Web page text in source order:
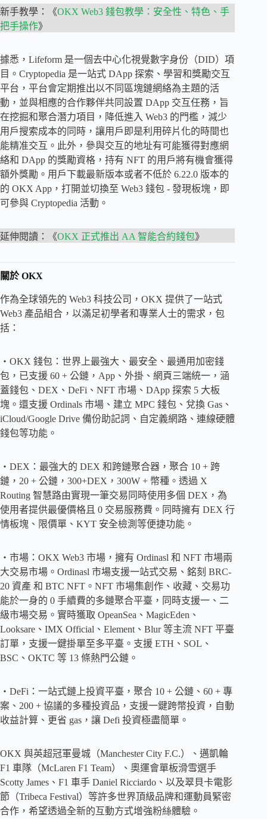
新手教學：《OKX Web3 錢包教學：安全性、特色、手
把手操作》
據悉，Lifeform 是一個去中心化視覺數字身份（DID）項
目。Cryptopedia 是一站式 DApp 探索、學習和獎勵交互
平台，平台會定期推出以不同區塊鏈網絡為主題的活
動，並與相應的合作夥伴共同設置 DApp 交互任務，旨
在挖掘和聚合潛力項目，降低進入 Web3 的門檻，減少
用戶搜索成本的同時，讓用戶即是利用碎片化的時間也
能精准交互。此外，參與交互的地址有可能獲得對應網
絡和 DApp 的獎勵資格，持有 NFT 的用戶將有機會獲得
額外獎勵。用戶下載最新版本或者不低於 6.22.0 版本的
的 OKX App，打開並切換至 Web3 錢包 - 發現板塊，即
可參與 Cryptopedia 活動。
延伸閱讀：《OKX 正式推出 AA 智能合約錢包》
關於 OKX
作為全球領先的 Web3 科技公司，OKX 提供了一站式
Web3 產品組合，以滿足初學者和專業人士的需求，包
括：
・OKX 錢包：世界上最強大、最安全、最通用加密錢
包，已支援 60 + 公鏈，App、外掛、網頁三端統一，涵
蓋錢包、DEX、DeFi、NFT 市場、DApp 探索 5 大板
塊。還支援 Ordinals 市場、建立 MPC 錢包、兌換 Gas、
iCloud/Google Drive 備份助記詞、自定義網路、連線硬體
錢包等功能。
・DEX：最強大的 DEX 和跨鏈聚合器，聚合 10 + 跨
鏈，20 + 公鏈，300+DEX，300W + 幣種。透過 X
Routing 智慧路由實現一筆交易同時使用多個 DEX，為
使用者提供最優價格且 0 交易服務費。同時擁有 DEX 行
情板塊、限價單、KYT 安全檢測等便捷功能。
・市場：OKX Web3 市場，擁有 Ordinasl 和 NFT 市場兩
大交易市場。Ordinasl 市場支援一站式交易、銘刻 BRC-
20 資產 和 BTC NFT。NFT 市場集創作、收藏、交易功
能於一身的 0 手續費的多鏈聚合平臺，同時支援一、二
級市場交易。實時獲取 OpeanSea、MagicEden、
Looksare、IMX Official、Element、Blur 等主流 NFT 平臺
訂單，支援一鍵掛單至多平臺。支援 ETH、SOL、
BSC、OKTC 等 13 條熱門公鏈。
・DeFi：一站式鏈上投資平臺，聚合 10 + 公鏈、60 + 專
案、200 + 協議的多種投資品，支援一鍵跨幣投資，自動
收益計算、更省 gas，讓 Defi 投資極盡簡單。
OKX 與英超冠軍曼城（Manchester City F.C.）、邁凱輪
F1 車隊（McLaren F1 Team）、奧運會單板滑雪選手
Scotty James、F1 車手 Daniel Ricciardo、以及翠貝卡電影
節（Tribeca Festival）等許多世界頂級品牌和運動員緊密
合作，希望透過全新的互動方式增強粉絲體驗。